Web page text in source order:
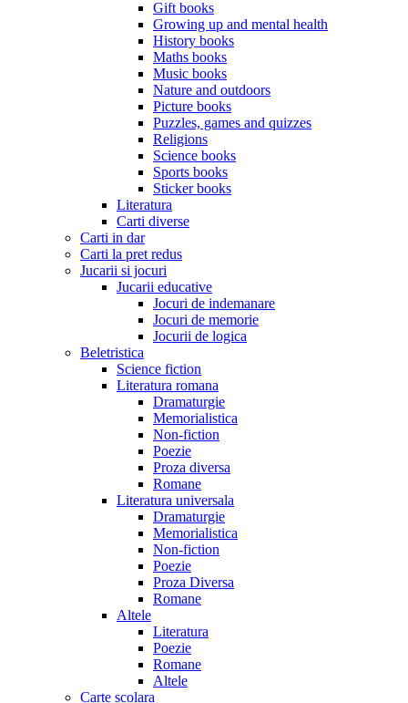
Gift books
Growing up and mental health
History books
Maths books
Music books
Nature and outdoors
Picture books
Puzzles, games and quizzes
Religions
Science books
Sports books
Sticker books
Literatura
Carti diverse
Carti in dar
Carti la pret redus
Jucarii si jocuri
Jucarii educative
Jocuri de indemanare
Jocuri de memorie
Jocurii de logica
Beletristica
Science fiction
Literatura romana
Dramaturgie
Memorialistica
Non-fiction
Poezie
Proza diversa
Romane
Literatura universala
Dramaturgie
Memorialistica
Non-fiction
Poezie
Proza Diversa
Romane
Altele
Literatura
Poezie
Romane
Altele
Carte scolara